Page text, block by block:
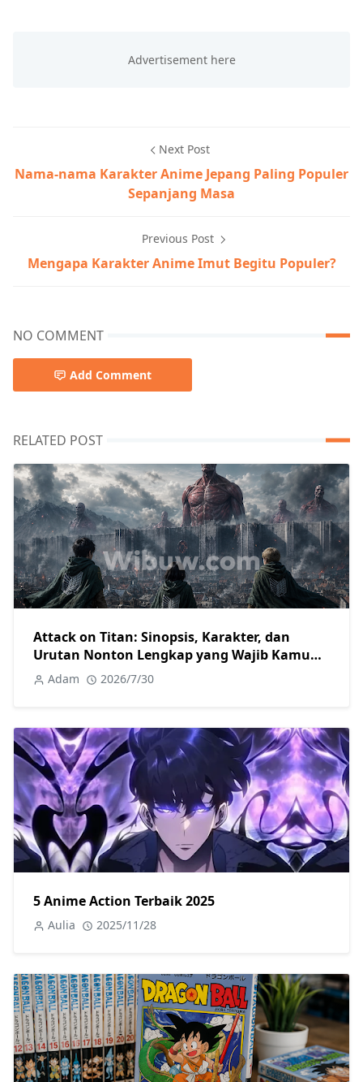
Next Post
Nama-nama Karakter Anime Jepang Paling Populer
Sepanjang Masa
Previous Post
Mengapa Karakter Anime Imut Begitu Populer?
NO COMMENT
Add Comment
RELATED POST
Attack on Titan: Sinopsis, Karakter, dan
Urutan Nonton Lengkap yang Wajib Kamu
Tahu
Adam 2026/7/30
5 Anime Action Terbaik 2025
Aulia 2025/11/28